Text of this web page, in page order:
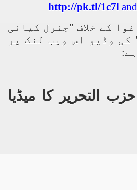
http://pk.tl/1c7l and
کے خلاف "جنرل کیانی
کی وڈیو اس ویب لنک پر
التحریر کا میڈیا